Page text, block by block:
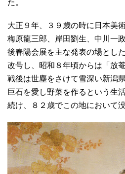
大正９年、３９歳の時に日本美
梅原龍三郎、岸田劉生、中川一
後春陽会展を主な発表の場とし
改号し、昭和８年頃からは「放
戦後は世塵をさけて雪深い新潟
巨石を愛し野菜を作るという生
続け、８２歳でこの地において没